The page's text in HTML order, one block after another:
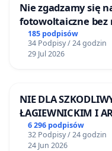
Nie zgadzamy się
fotowoltaiczne bez
mieszkańców
185 podpisów
34 Podpisy / 24 godzin
29 Jul 2026
NIE DLA
ŁAGIEWNICKIM I
6 296 podpisów
32 Podpisy / 24 godzin
24 Jun 2026